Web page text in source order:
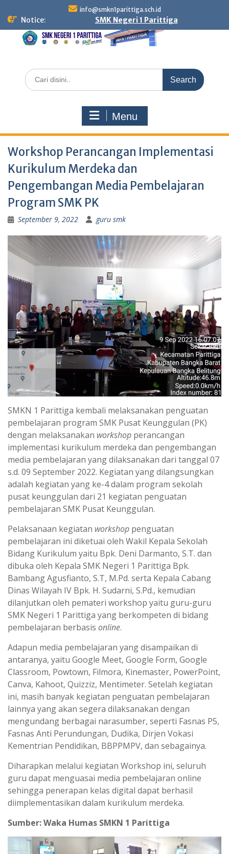
info@smkn1parittiga.sch.id
Notice: SMK Negeri 1 Parittiga
Search
for:
Menu
Workshop Perancangan Implementasi
Kurikulum Merdeka dan
Pengembangan Media Pembelajaran
Program SMK PK
September 9, 2022 guru smk
SMKN 1 Parittiga kembali melaksanakan penguatan
pembelajaran program SMK Pusat Keunggulan (PK)
dengan melaksanakan workshop perancangan
implementasi kurikulum merdeka dan pengembangan
media pembelajaran yang dilaksanakan dari tanggal 07
s.d. 09 September 2022. Kegiatan yang dilangsungkan
adalah kegiatan yang ke-4 dalam program sekolah
pusat keunggulan dari 21 kegiatan penguatan
pembelajaran SMK Pusat Keunggulan.
Pelaksanaan kegiatan workshop penguatan
pembelajaran ini diketuai oleh Wakil Kepala Sekolah
Bidang Kurikulum yaitu Bpk. Deni Darmanto, S.T. dan
dibuka oleh Kepala SMK Negeri 1 Parittiga Bpk.
Bambang Agusfianto, S.T, M.Pd. serta Kepala Cabang
Dinas Wilayah IV Bpk. H. Sudarni, S.Pd., kemudian
dilanjutkan oleh pemateri workshop yaitu guru-guru
SMK Negeri 1 Parittiga yang berkompeten di bidang
pembelajaran berbasis online.
Adapun media pembelajaran yang disampaikan di
antaranya, yaitu Google Meet, Google Form, Google
Classroom, Powtown, Filmora, Kinemaster, PowerPoint,
Canva, Kahoot, Quizziz, Mentimeter. Setelah kegiatan
ini, masih banyak kegiatan penguatan pembelajaran
lainnya yang akan segera dilaksanakan dengan
mengundang berbagai narasumber, seperti Fasnas P5,
Fasnas Anti Perundungan, Dudika, Dirjen Vokasi
Kementrian Pendidikan, BBPPMPV, dan sebagainya.
Diharapkan melalui kegiatan Workshop ini, seluruh
guru dapat menguasai media pembelajaran online
sehingga penerapan kelas digital dapat berhasil
diimplementasikan dalam kurikulum merdeka.
Sumber: Waka Humas SMKN 1 Parittiga